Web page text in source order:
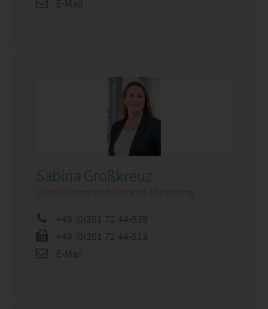
E-Mail
Sabina Großkreuz
+49 (0)201 72 44-539
+49 (0)201 72 44-513
E-Mail